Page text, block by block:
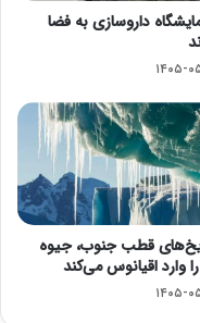
داروسازی به فضا
۰۵-۱۸
قطب جنوب، جیوه
وارد اقیانوس می‌کند
۰۵-۱۸